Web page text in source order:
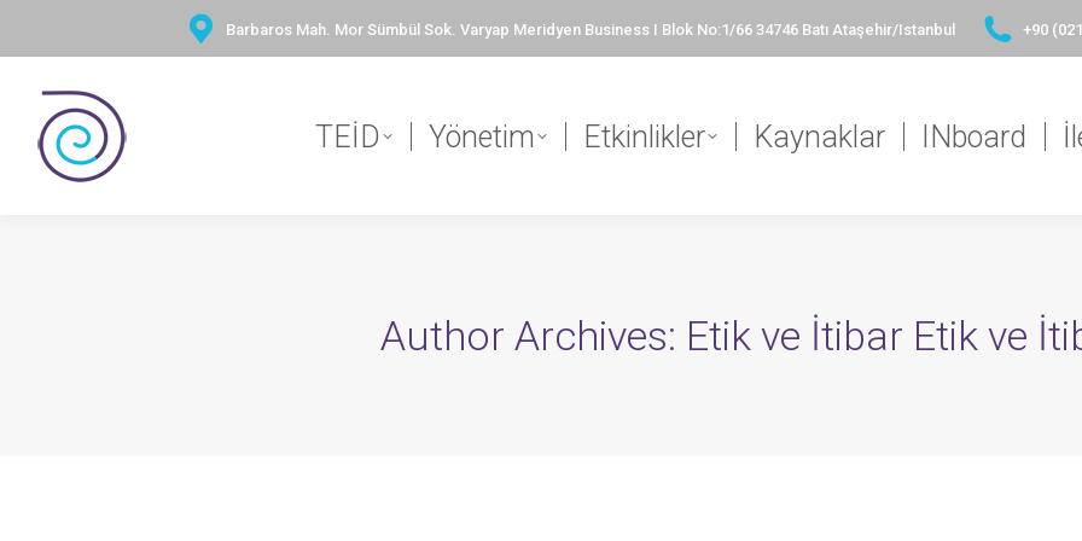
Barbaros Mah. Mor Sümbül Sok. Varyap Meridyen Business I Blok No:1/66 34746 Batı Ataşehir/Istanbul +90
TEİD Yönetim Etkinlikler Kaynaklar INboard
Author Archives: Etik ve İtibar Etik ve